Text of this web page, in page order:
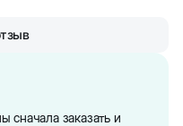
соответствует
за счет особой
сначала заказать и